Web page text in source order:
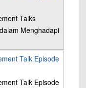
Talks
Menghadapi
Talk Episode
Talk Episode